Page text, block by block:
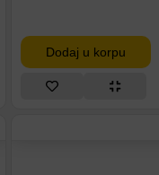
Dodaj u korpu